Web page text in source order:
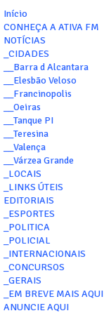
Início
CONHEÇA A ATIVA FM
NOTÍCIAS
_CIDADES
__Barra d Alcantara
__Elesbão Veloso
__Francinopolis
__Oeiras
__Tanque PI
__Teresina
__Valença
__Várzea Grande
_LOCAIS
_LINKS ÚTEIS
EDITORIAIS
_ESPORTES
_POLITICA
_POLICIAL
_INTERNACIONAIS
_CONCURSOS
_GERAIS
_EM BREVE MAIS AQUI
ANUNCIE AQUI